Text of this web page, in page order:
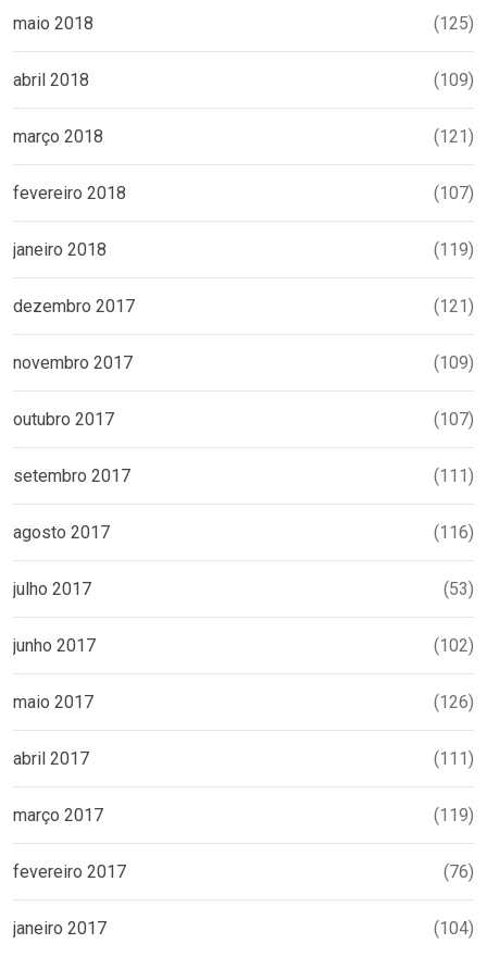
maio 2018 (125)
abril 2018 (109)
março 2018 (121)
fevereiro 2018 (107)
janeiro 2018 (119)
dezembro 2017 (121)
novembro 2017 (109)
outubro 2017 (107)
setembro 2017 (111)
agosto 2017 (116)
julho 2017 (53)
junho 2017 (102)
maio 2017 (126)
abril 2017 (111)
março 2017 (119)
fevereiro 2017 (76)
janeiro 2017 (104)